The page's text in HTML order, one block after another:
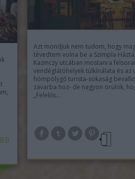
Azt mondjuk nem tudom, hogy
tévedtem volna be a Szimpla
Kazinczy utcában mostanra
vendéglátóhelyek túlkínálata és az
hömpölygő turista-sokaság
zavarba hoz- de nagyon örülök,
„Felelős…